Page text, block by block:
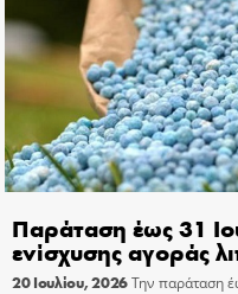
Παράταση έως 31
ενίσχυσης αγοράς
20 Ιουλίου, 2026Την παράταση